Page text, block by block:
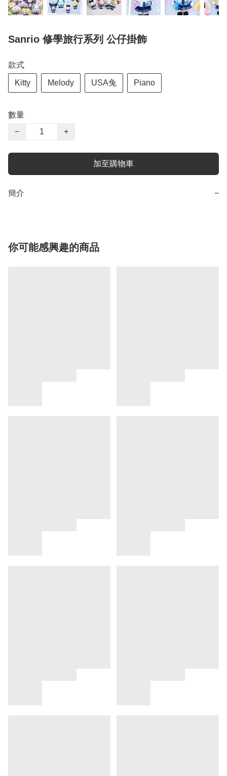
Sanrio 修學旅行系列 公仔掛飾
款式
Kitty Melody USA兔 Piano
數量
−
+
加至購物車
簡介 −
你可能感興趣的商品